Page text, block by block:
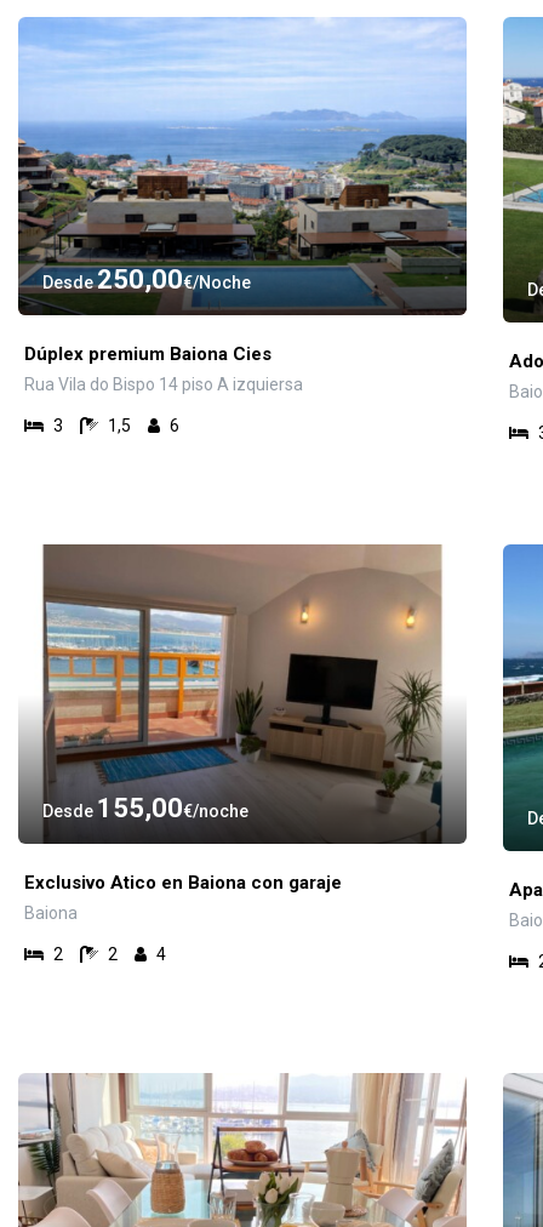
Desde250,00€ Noche
Dúplex premium Baiona Cies
Rua Vila do Bispo 14 piso A izquiersa
3 1,5 6
Desde 155,00€ noche
Exclusivo Atico en Baiona con garaje
Baiona
2 2 4